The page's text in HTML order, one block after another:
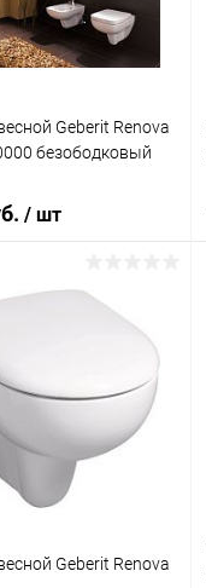
Geberit Renova
безободковый
/ шт
клик Сравнение
Под заказ
Geberit Renova